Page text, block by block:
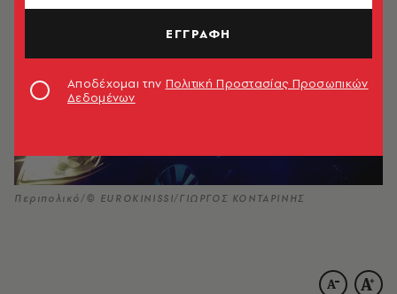
Περιπολικό/© EUROKINISSI/ΓΙΩΡΓΟΣ ΚΟΝΤΑΡΙΝΗΣ
ΕΓΓΡΑΦΗ
Αποδέχομαι την Πολιτική Προστασίας Προσωπικών
Δεδομένων